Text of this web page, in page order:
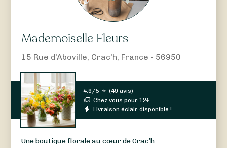
Mademoiselle Fleurs
15 Rue d'Aboville, Crac'h, France - 56950
4.9/5 ⭐ (49 avis)
Chez vous pour12€
Livraison éclair disponible !
Une boutique florale au cœur de Crac’h